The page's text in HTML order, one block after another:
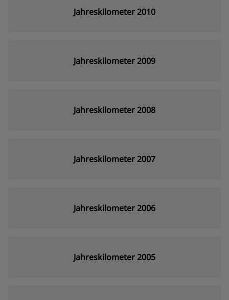
Jahreskilometer 2010
Jahreskilometer 2009
Jahreskilometer 2008
Jahreskilometer 2007
Jahreskilometer 2006
Jahreskilometer 2005